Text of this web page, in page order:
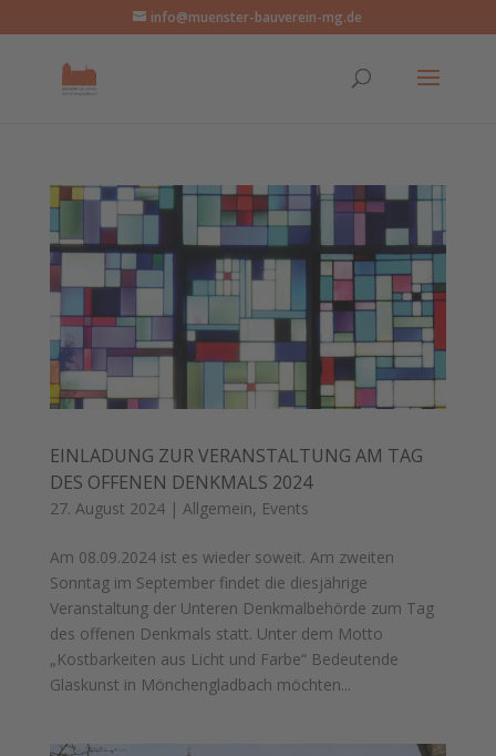
info@muenster-bauverein-mg.de
EINLADUNG ZUR VERANSTALTUNG AM TAG
DES OFFENEN DENKMALS 2024
27. August 2024| Allgemein, Events
Am 08.09.2024 ist es wieder soweit. Am zweiten
Sonntag im September findet die diesjährige
Veranstaltung der Unteren Denkmalbehörde zum Tag
des offenen Denkmals statt. Unter dem Motto
„Kostbarkeiten aus Licht und Farbe“ Bedeutende
Glaskunst in Mönchengladbach möchten...